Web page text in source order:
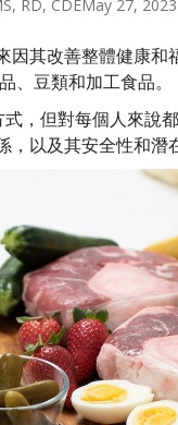
RD, CDEMay 27, 2023
其改善整體健康和
、豆類和加工食品。
，但對每個人來說
，以及其安全性和潛